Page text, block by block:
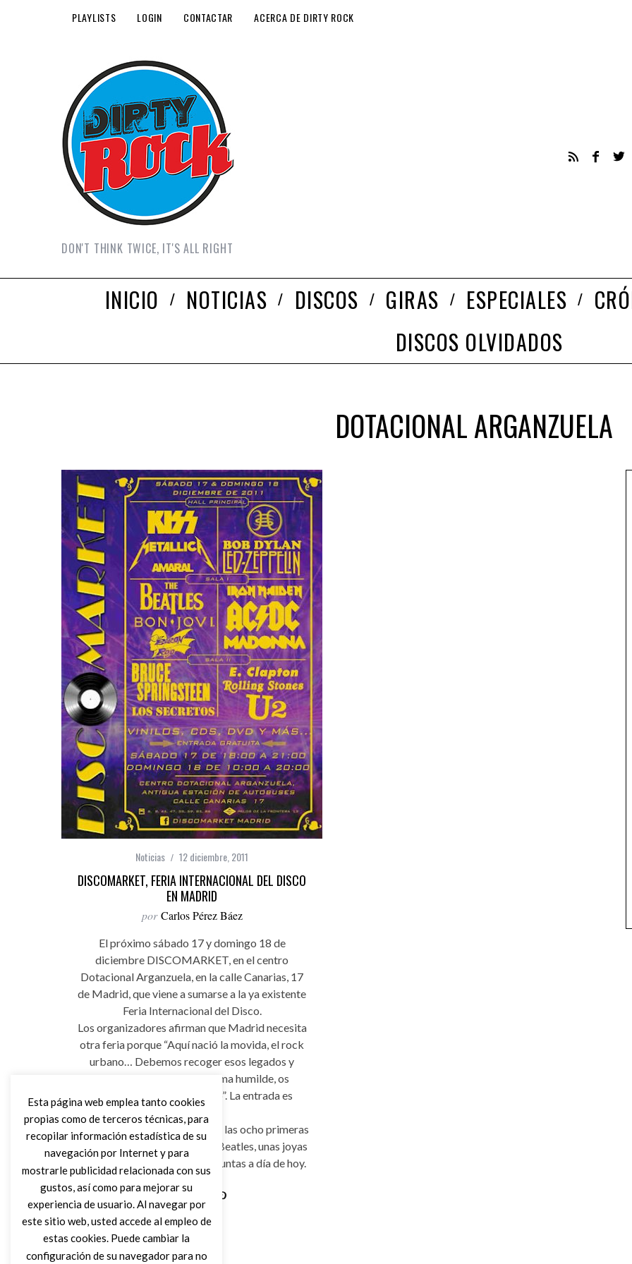
PLAYLISTS LOGIN CONTACTAR ACERCA DE DIRTY ROCK
DON'T THINK TWICE, IT'S ALL RIGHT
INICIO NOTICIAS DISCOS GIRAS ESPECIALES
DISCOS OLVIDADOS
DOTACIONAL ARGANZUELA
Noticias 12 diciembre, 2011
DISCOMARKET, FERIA INTERNACIONAL DEL DISCO
EN MADRID
por Carlos Pérez Báez
El próximo sábado 17 y domingo 18 de
diciembre DISCOMARKET, en el centro
Dotacional Arganzuela, en la calle Canarias, 17
de Madrid, que viene a sumarse a la ya existente
Feria Internacional del Disco.
Los organizadores afirman que Madrid necesita
otra feria porque “Aquí nació la movida, el rock
urbano… Debemos recoger esos legados y
darles continuidad. De forma humilde, os
presentamos este proyecto”. La entrada es
Discomarket pondrá a la venta las ocho primeras
ediciones americanas de The Beatles, unas joyas
muy difíciles de encontrarlas juntas a día de hoy.
Leer Más
Esta página web emplea tanto cookies
propias como de terceros técnicas, para
recopilar información estadística de su
navegación por Internet y para
mostrarle publicidad relacionada con sus
gustos, así como para mejorar su
experiencia de usuario. Al navegar por
este sitio web, usted accede al empleo de
estas cookies. Puede cambiar la
configuración de su navegador para no